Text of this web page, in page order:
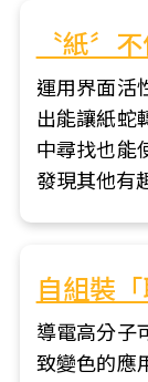
〝紙〞
運用界面活
出能讓紙蛇
中尋找也能
發現其他有
自組裝
導電高分子
致變色的應